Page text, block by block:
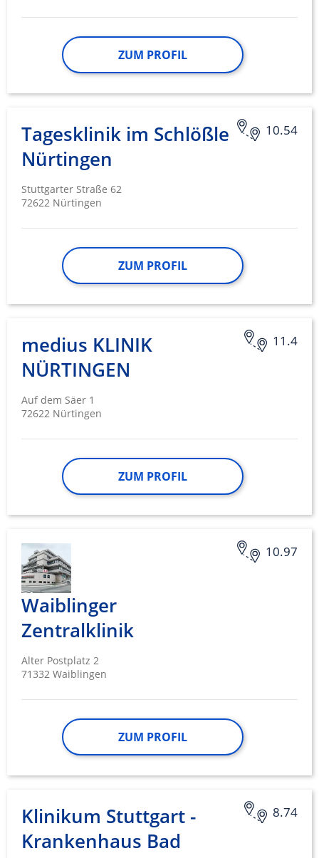
ZUM PROFIL
10.54
Tagesklinik im Schlößle
Nürtingen
Stuttgarter Straße 62
72622 Nürtingen
ZUM PROFIL
11.4
medius KLINIK
NÜRTINGEN
Auf dem Säer 1
72622 Nürtingen
ZUM PROFIL
10.97
Waiblinger
Zentralklinik
Alter Postplatz 2
71332 Waiblingen
ZUM PROFIL
8.74
Klinikum Stuttgart -
Krankenhaus Bad